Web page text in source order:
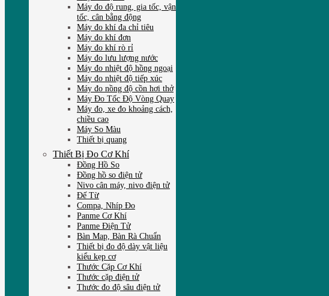
Máy đo độ rung, gia tốc, vận
tốc, cân bằng động
Máy đo khí đa chỉ tiêu
Máy đo khí đơn
Máy đo khí rò rỉ
Máy đo lưu lượng nước
Máy đo nhiệt độ hồng ngoại
Máy đo nhiệt độ tiếp xúc
Máy đo nồng độ cồn hơi thở
Máy Đo Tốc Độ Vòng Quay
Máy đo, xe đo khoảng cách,
chiều cao
Máy So Màu
Thiết bị quang
Thiết Bị Đo Cơ Khí
Đồng Hồ So
Đồng hồ so điện tử
Nivo cân máy, nivo điện tử
Đế Từ
Compa, Nhíp Đo
Panme Cơ Khí
Panme Điện Tử
Bàn Map, Bàn Rà Chuẩn
Thiết bị đo độ dày vật liệu
kiểu kẹp cơ
Thước Cặp Cơ Khí
Thước cặp điện tử
Thước đo độ sâu điện tử